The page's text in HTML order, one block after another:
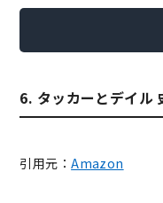
6. タッカーとデイル
引用元：Amazon